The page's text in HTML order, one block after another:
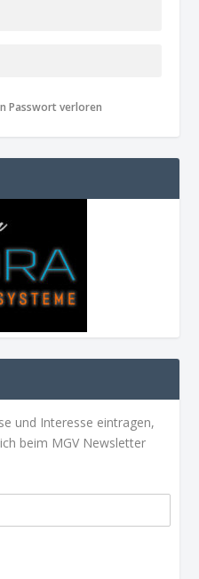
Passwort verloren
und Interesse eintragen,
beim MGV Newsletter